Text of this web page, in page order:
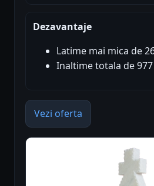
Dezavantaje
Latime mai mica de
Inaltime totala de
Vezi oferta